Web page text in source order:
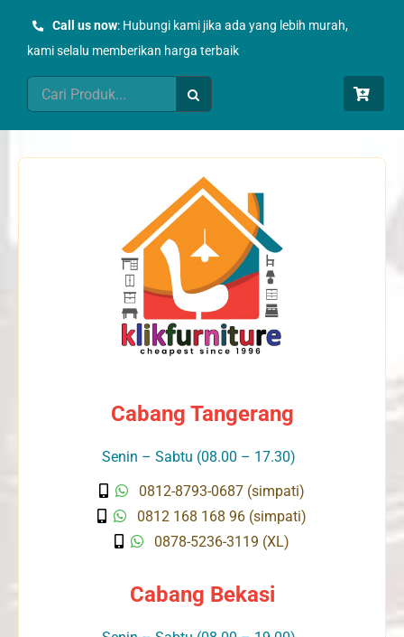
Call us now: Hubungi kami jika ada yang lebih murah,
kami selalu memberikan harga terbaik
Search
for:
Cabang Tangerang
Senin – Sabtu (08.00 – 17.30)
0812-8793-0687 (simpati)
0812 168 168 96 (simpati)
0878-5236-3119 (XL)
Cabang Bekasi